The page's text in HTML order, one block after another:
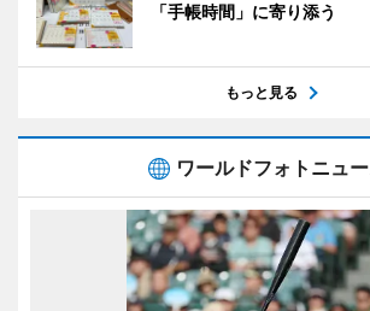
「手帳時間」に寄り添う
もっと見る
ワールドフォトニュ